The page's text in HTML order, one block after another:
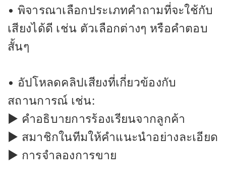
• พิจารณาเลือกประเภทคำถามที่จะใช้กับ
เสียงได้ดี เช่น ตัวเลือกต่างๆ หรือคำตอบ
สั้นๆ
• อัปโหลดคลิปเสียงที่เกี่ยวข้องกับ
สถานการณ์ เช่น:
▶ คำอธิบายการร้องเรียนจากลูกค้า
▶ สมาชิกในทีมให้คำแนะนำอย่างละเอียด
▶ การจำลองการขาย